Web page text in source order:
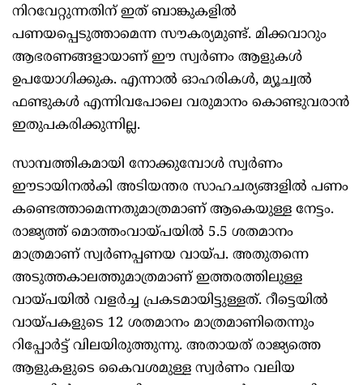
നിറവേറ്റുന്നതിന് ഇത് ബാങ്കുകളിൽ
പണയപ്പെടുത്താമെന്ന സൗകര്യമുണ്ട്. മിക്കവാറും
ആഭരണങ്ങളായാണ് ഈ സ്വർണം ആളുകൾ
ഉപയോഗിക്കുക. എന്നാൽ ഓഹരികൾ, മ്യൂച്വൽ
ഫണ്ടുകൾ എന്നിവപോലെ വരുമാനം കൊണ്ടുവരാൻ
ഇതുപകരിക്കുന്നില്ല.
സാമ്പത്തികമായി നോക്കുമ്പോൾ സ്വർണം
ഈടായിനൽകി അടിയന്തര സാഹചര്യങ്ങളിൽ പണം
കണ്ടെത്താമെന്നതുമാത്രമാണ് ആകെയുള്ള നേട്ടം.
രാജ്യത്ത് മൊത്തംവായ്പയിൽ 5.5 ശതമാനം
മാത്രമാണ് സ്വർണപ്പണയ വായ്പ. അതുതന്നെ
അടുത്തകാലത്തുമാത്രമാണ് ഇത്തരത്തിലുള്ള
വായ്പയിൽ വളർച്ച പ്രകടമായിട്ടുള്ളത്. റീട്ടെയിൽ
വായ്പകളുടെ 12 ശതമാനം മാത്രമാണിതെന്നും
റിപ്പോർട്ട് വിലയിരുത്തുന്നു. അതായത് രാജ്യത്തെ
ആളുകളുടെ കൈവശമുള്ള സ്വർണം വലിയ